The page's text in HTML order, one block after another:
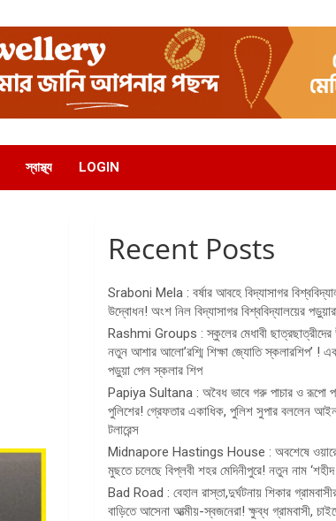
স্বাস্থ্য LOGIN
Recent Posts
Sraboni Mela : বর্ষার আবহে বিদ্যাসাগর
উদ্বোধন! অংশ নিল বিদ্যাসাগর বিশ্ববিদ্যালয়ের
Rashmi Groups : স্কুলের মেধাবী ছাত্রছাত্রীদের
নতুন আশার আলো’রশ্মি শিক্ষা জ্যোতি স্কলারশিপ’ !
পড়ুয়া পেল স্কলার শিপ
Papiya Sultana : অবৈধ ভাবে গরু পাচার ও রূপো
পুলিশের! গ্রেফতার একাধিক, পুলিশ সুপার বললেন
টলারেন্স
Midnapore Hastings House : অবশেষে
মুছতে চলেছে বিপ্লবী শহর মেদিনীপুরে! নতুন নাম
Bad Road : বেহাল রাস্তা,দুর্ঘটনায় শিকার
বাড়িতে আসেনা আত্মীয়-স্বজনেরা! ক্ষুব্ধ গ্রামবাসী,